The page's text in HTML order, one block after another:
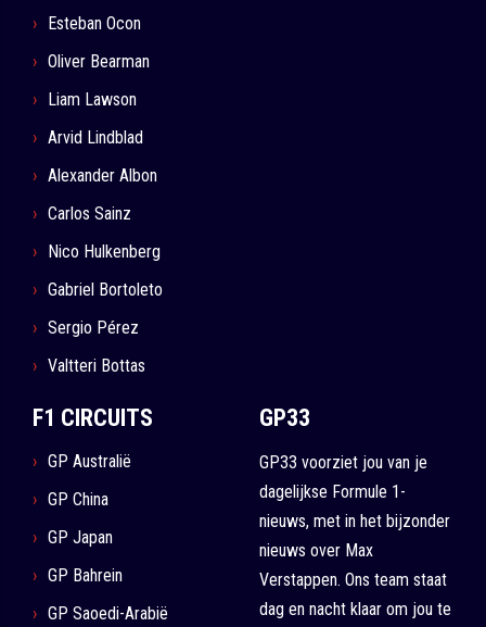
Esteban Ocon
Oliver Bearman
Liam Lawson
Arvid Lindblad
Alexander Albon
Carlos Sainz
Nico Hulkenberg
Gabriel Bortoleto
Sergio Pérez
Valtteri Bottas
F1 CIRCUITS
GP Australië
GP China
GP Japan
GP Bahrein
GP Saoedi-Arabië
GP33
GP33 voorziet jou van je
dagelijkse Formule 1-
nieuws, met in het bijzonder
nieuws over Max
Verstappen. Ons team staat
dag en nacht klaar om jou te